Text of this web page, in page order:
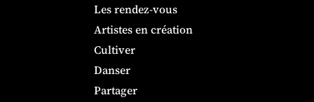
Les rendez-vous
Artistes en création
Cultiver
Danser
Partager